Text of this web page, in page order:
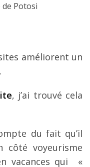
améliorent un
, j’ai trouvé cela
du fait qu’il
voyeurisme
vacances qui «